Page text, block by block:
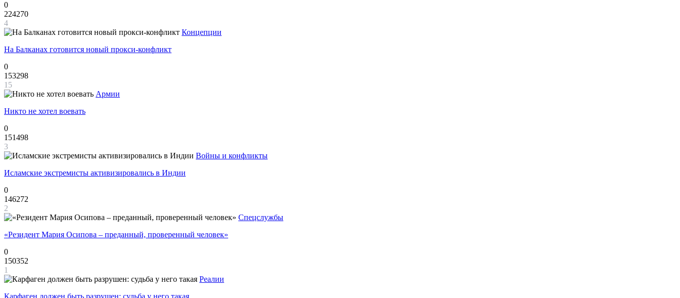
0
224270
4
Концепции
На Балканах готовится новый прокси-конфликт
0
153298
15
Армии
Никто не хотел воевать
0
151498
3
Войны и конфликты
Исламские экстремисты активизировались в Индии
0
146272
2
Спецслужбы
«Резидент Мария Осипова – преданный, проверенный человек»
0
150352
1
Реалии